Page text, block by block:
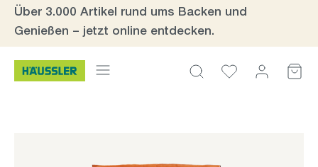
Zum Hauptinhalt springen
Über 3.000 Artikel rund ums Backen und
Genießen – jetzt online entdecken.